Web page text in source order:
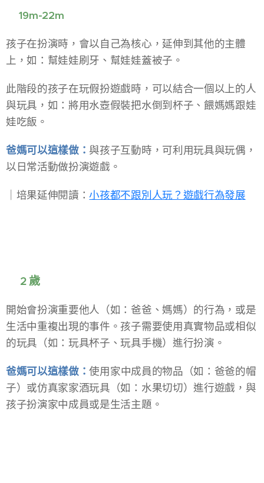
📍19m-22m
孩子在扮演時，會以自己為核心，延伸到其他的主體
上，如：幫娃娃刷牙、幫娃娃蓋被子。
此階段的孩子在玩假扮遊戲時，可以結合一個以上的人
與玩具，如：將用水壺假裝把水倒到杯子、餵媽媽跟娃
娃吃飯。
爸媽可以這樣做：與孩子互動時，可利用玩具與玩偶，
以日常活動做扮演遊戲。
​｜培果延伸閱讀：小孩都不跟別人玩？遊戲行為發展
📍2 歲
開始會扮演重要他人（如：爸爸、媽媽）的行為，或是
生活中重複出現的事件。孩子需要使用真實物品或相似
的玩具（如：玩具杯子、玩具手機）進行扮演。
爸媽可以這樣做：使用家中成員的物品（如：爸爸的帽
子）或仿真家家酒玩具（如：水果切切）進行遊戲，與
孩子扮演家中成員或是生活主題。